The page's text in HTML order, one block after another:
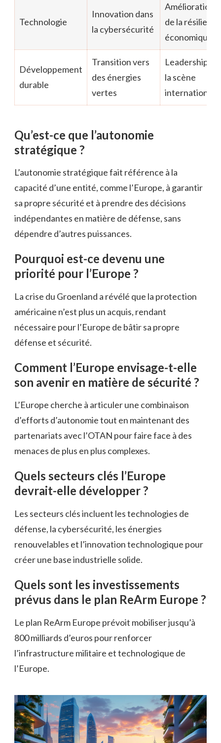
Technologie
Innovation dans
la cybersécurité
Amélioration
de la résilience
économique
Développement
durable
Transition vers
des énergies
vertes
Leadership
la scène
internationale
Qu’est-ce que l’autonomie
stratégique ?
L’autonomie stratégique fait référence à la
capacité d’une entité, comme l’Europe, à garantir
sa propre sécurité et à prendre des décisions
indépendantes en matière de défense, sans
dépendre d’autres puissances.
Pourquoi est-ce devenu une
priorité pour l’Europe ?
La crise du Groenland a révélé que la protection
américaine n’est plus un acquis, rendant
nécessaire pour l’Europe de bâtir sa propre
défense et sécurité.
Comment l’Europe envisage-t-elle
son avenir en matière de sécurité ?
L’Europe cherche à articuler une combinaison
d’efforts d’autonomie tout en maintenant des
partenariats avec l’OTAN pour faire face à des
menaces de plus en plus complexes.
Quels secteurs clés l’Europe
devrait-elle développer ?
Les secteurs clés incluent les technologies de
défense, la cybersécurité, les énergies
renouvelables et l’innovation technologique pour
créer une base industrielle solide.
Quels sont les investissements
prévus dans le plan ReArm Europe ?
Le plan ReArm Europe prévoit mobiliser jusqu’à
800 milliards d’euros pour renforcer
l’infrastructure militaire et technologique de
l’Europe.